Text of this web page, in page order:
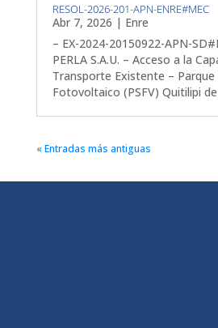
RESOL-2026-201-APN-ENRE#MEC
Abr 7, 2026 | Enre
– EX-2024-20150922-APN-
PERLA S.A.U. – Acceso a la
Transporte Existente – Parque
Fotovoltaico (PSFV) Quitilipi
« Entradas más antiguas